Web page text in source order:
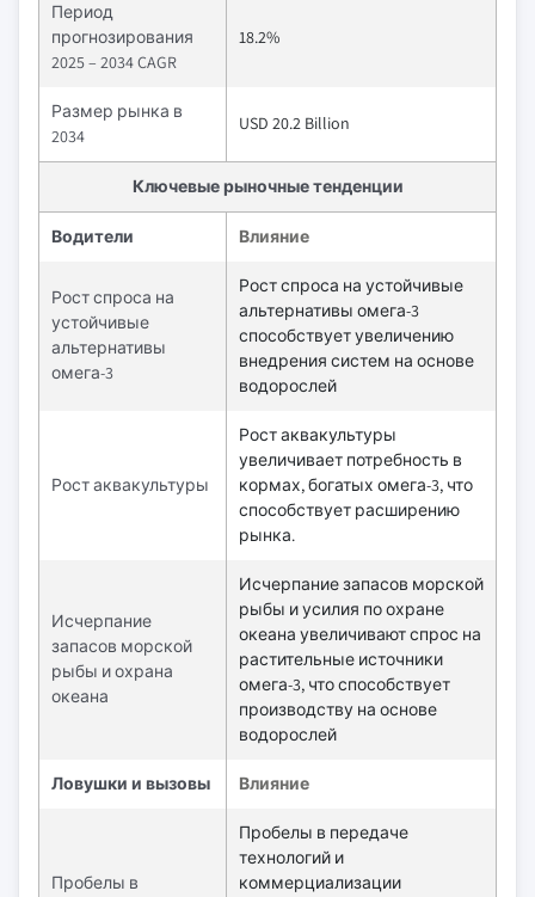
Период
прогнозирования
2025 – 2034 CAGR
18.2%
Размер рынка в
2034
USD 20.2 Billion
Ключевые рыночные тенденции
Водители Влияние
Рост спроса на
устойчивые
альтернативы
омега-3
Рост спроса на устойчивые
альтернативы омега-3
способствует увеличению
внедрения систем на основе
водорослей
Рост аквакультуры
Рост аквакультуры
увеличивает потребность в
кормах, богатых омега-3, что
способствует расширению
рынка.
Исчерпание
запасов морской
рыбы и охрана
океана
Исчерпание запасов морской
рыбы и усилия по охране
океана увеличивают спрос на
растительные источники
омега-3, что способствует
производству на основе
водорослей
Ловушки и вызовы Влияние
Пробелы в
Пробелы в передаче
технологий и
коммерциализации